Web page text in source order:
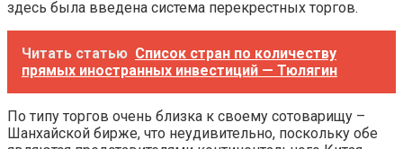
здесь была введена система перекрестных торгов.
Читать статью Список стран по количеству
прямых иностранных инвестиций — Тюлягин
По типу торгов очень близка к своему сотоварищу –
Шанхайской бирже, что неудивительно, поскольку обе